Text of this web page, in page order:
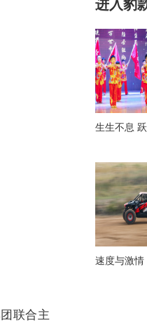
联合主
进入豹
生生不息
速度与激情